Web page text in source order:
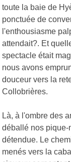
toute la baie de
ponctuée de
l'enthousiasme
attendait?. Et
spectacle était
nous avons
douceur vers la
Collobrières.
Là, à l'ombre des
déballé nos pique-
détendue. Le
menés vers la